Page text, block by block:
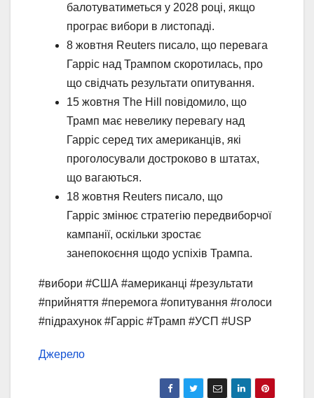
балотуватиметься у 2028 році, якщо
програє вибори в листопаді.
8 жовтня Reuters писало, що перевага
Гарріс над Трампом скоротилась, про
що свідчать результати опитування.
15 жовтня The Hill повідомило, що
Трамп має невелику перевагу над
Гарріс серед тих американців, які
проголосували достроково в штатах,
що вагаються.
18 жовтня Reuters писало, що
Гарріс змінює стратегію передвиборчої
кампанії, оскільки зростає
занепокоєння щодо успіхів Трампа.
#вибори #США #американці #результати
#прийняття #перемога #опитування #голоси
#підрахунок #Гарріс #Трамп #УСП #USP
Джерело